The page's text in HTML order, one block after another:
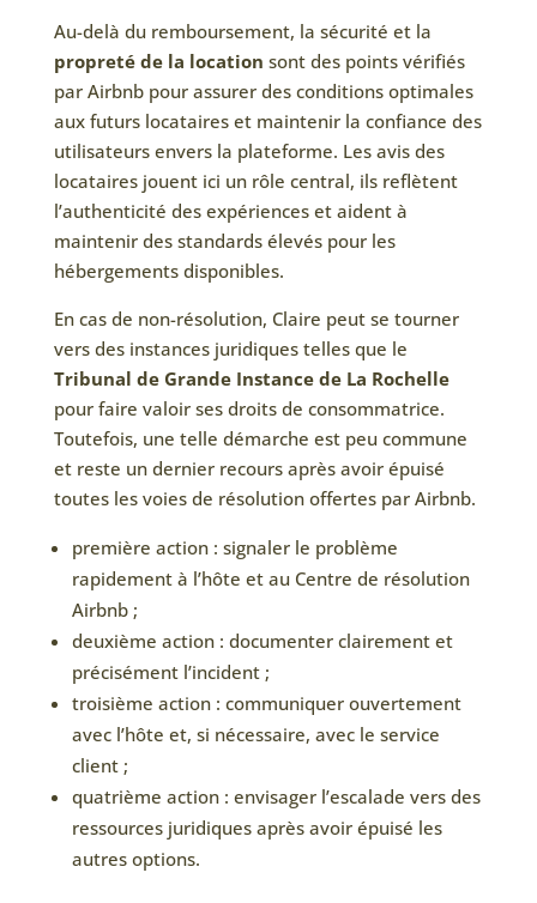
Au-delà du remboursement, la sécurité et la
propreté de la location sont des points vérifiés
par Airbnb pour assurer des conditions optimales
aux futurs locataires et maintenir la confiance des
utilisateurs envers la plateforme. Les avis des
locataires jouent ici un rôle central, ils reflètent
l’authenticité des expériences et aident à
maintenir des standards élevés pour les
hébergements disponibles.
En cas de non-résolution, Claire peut se tourner
vers des instances juridiques telles que le
Tribunal de Grande Instance de La Rochelle
pour faire valoir ses droits de consommatrice.
Toutefois, une telle démarche est peu commune
et reste un dernier recours après avoir épuisé
toutes les voies de résolution offertes par Airbnb.
première action : signaler le problème
rapidement à l’hôte et au Centre de résolution
Airbnb ;
deuxième action : documenter clairement et
précisément l’incident ;
troisième action : communiquer ouvertement
avec l’hôte et, si nécessaire, avec le service
client ;
quatrième action : envisager l’escalade vers des
ressources juridiques après avoir épuisé les
autres options.